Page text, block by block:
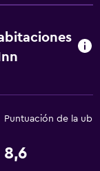
Puntuación de la
8,6